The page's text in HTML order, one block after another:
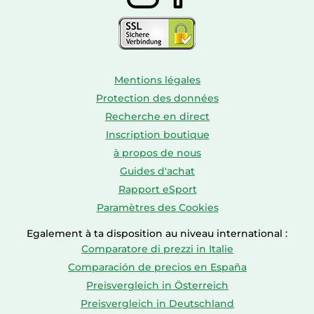
Mentions légales
Protection des données
Recherche en direct
Inscription boutique
à propos de nous
Guides d'achat
Rapport eSport
Paramètres des Cookies
Egalement à ta disposition au niveau international :
Comparatore di prezzi in Italie
Comparación de precios en España
Preisvergleich in Österreich
Preisvergleich in Deutschland